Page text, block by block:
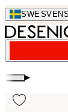
Skip
to
main
SWE
▸